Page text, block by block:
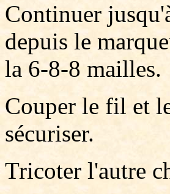
Continuer
depuis le
la 6-8-8 mailles.
Couper le fil et
sécuriser.
Tricoter l'autre